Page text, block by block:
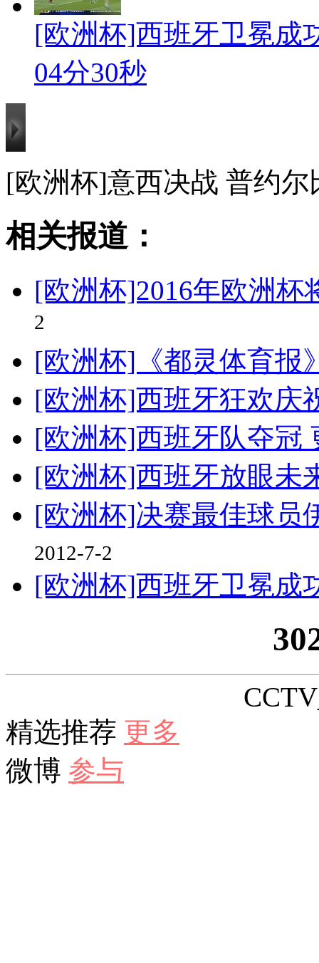
[欧洲杯]西班牙卫冕成
04分30秒
[欧洲杯]意西决战 普约尔
相关报道：
[欧洲杯]2016年欧洲杯
2
[欧洲杯]《都灵体育报
[欧洲杯]西班牙狂欢庆
[欧洲杯]西班牙队夺冠
[欧洲杯]西班牙放眼未
[欧洲杯]决赛最佳球员
2012-7-2
[欧洲杯]西班牙卫冕成
精选推荐 更多
微博 参与